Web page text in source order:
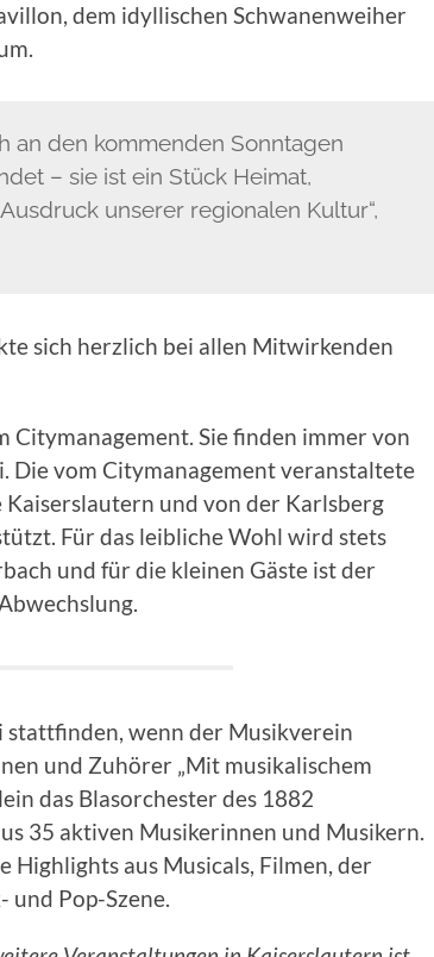
dem idyllischen Schwanenweiher
an den kommenden Sonntagen
– sie ist ein Stück Heimat,
unserer regionalen Kultur“,
sich herzlich bei allen Mitwirkenden
Sie finden immer von
Die vom Citymanagement veranstaltete
und von der Karlsberg
Für das leibliche Wohl wird stets
und für die kleinen Gäste ist der
stattfinden, wenn der Musikverein
und Zuhörer „Mit musikalischem
das Blasorchester des 1882
35 aktiven Musikerinnen und Musikern.
Highlights aus Musicals, Filmen, der
und Pop-Szene.